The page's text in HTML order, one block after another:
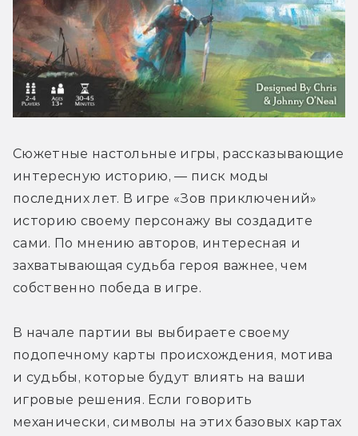
Сюжетные настольные игры, рассказывающие
интересную историю, — писк моды
последних лет. В игре «Зов приключений»
историю своему персонажу вы создадите
сами. По мнению авторов, интересная и
захватывающая судьба героя важнее, чем
собственно победа в игре.
В начале партии вы выбираете своему
подопечному карты происхождения, мотива
и судьбы, которые будут влиять на ваши
игровые решения. Если говорить
механически, символы на этих базовых картах